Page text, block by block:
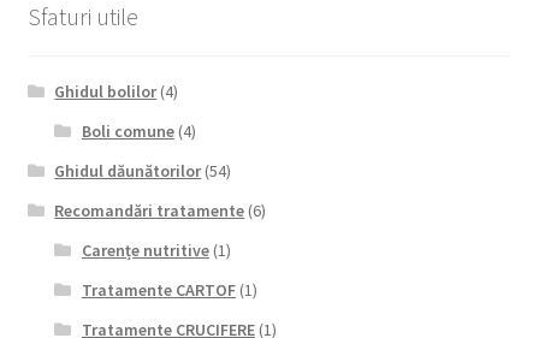
Sfaturi utile
Ghidul bolilor(4)
Boli comune(4)
Ghidul dăunătorilor(54)
Recomandări tratamente (6)
Carențe nutritive(1)
Tratamente CARTOF(1)
Tratamente CRUCIFERE(1)